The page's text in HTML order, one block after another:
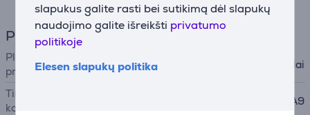
slapukus galite rasti bei sutikimą dėl slapukų
naudojimo galite išreikšti privatumo
politikoje
Elesen slapukų politika
Planšetinių kompiuterių aksesuarai
Planšetinio kompiuterio
priedas
Dėklai
Tinka planšetiniams
kompiuteriams
Samsung Galaxy Tab A9